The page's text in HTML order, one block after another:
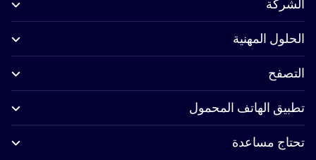
الشركة
الحلول المهنية
التصفح
تطبيق الهاتف المحمول
تحتاج مساعدة